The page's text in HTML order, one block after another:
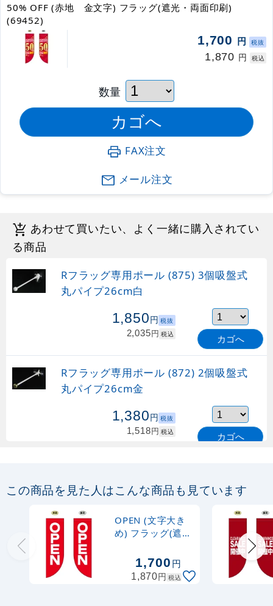
50% OFF (赤地 金文字) フラッグ(遮光・両面印刷)
(69452)
1,700 円 税抜
1,870 円 税込
数量
FAX注文
メール注文
あわせて買いたい、よく一緒に購入されてい
る商品
Rフラッグ専用ポール (875) 3個吸盤式
丸パイプ26cm白
1,850円 税抜
2,035円 税込 カゴへ
Rフラッグ専用ポール (872) 2個吸盤式
丸パイプ26cm金
1,380円 税抜
1,518円 税込 カゴへ
丸パイプ26cm白
円 税抜
1,243 円 税込 カゴへ
Rフラッグ専用ポール (877) マグネット
式 丸パイプ26cm白
この商品を見た人はこんな商品も見ています
OPEN (文字大き
め) フラッグ(遮
(69020)1,700円
1,870円 税込